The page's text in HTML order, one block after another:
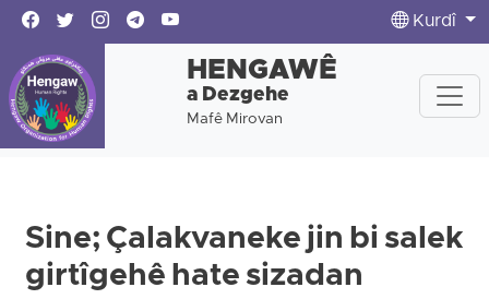
Kurdî
HENGAWÊ
a Dezgehe
Mafê Mirovan
Sine; Çalakvaneke jin bi salek
girtîgehê hate sizadan